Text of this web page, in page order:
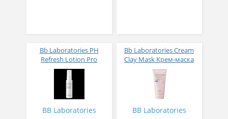
Bb Laboratories PH
Refresh Lotion Pro
Освежающий лосьон
спрей с термальной
водой высокой
концентрации 50 мл
BB Laboratories
Bb Laboratories Cream
Clay Mask Крем-маска
глиняная с
океаническими
минералами и
лекарственными
120 гр
BB Laboratories